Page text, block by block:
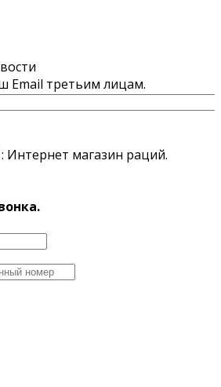
Email третьим лицам.
: Интернет магазин раций.